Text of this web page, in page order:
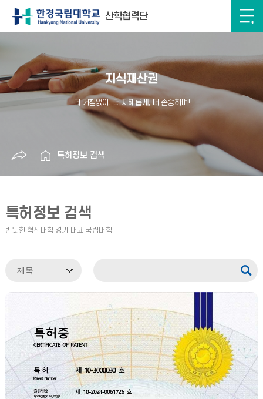
산학협력단
지식재산권
특허정보 검색
특허정보 검색